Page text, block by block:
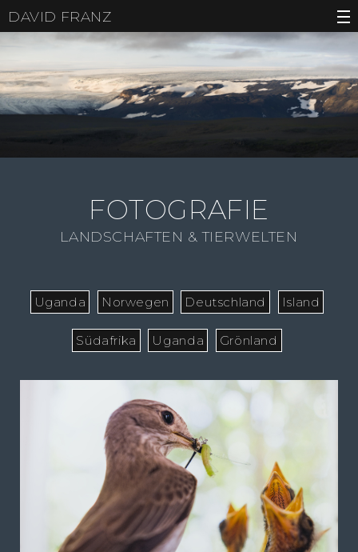
DAVID FRANZ
FOTOGRAFIE
LANDSCHAFTEN & TIERWELTEN
Uganda Norwegen Deutschland Island
Südafrika Uganda Grönland